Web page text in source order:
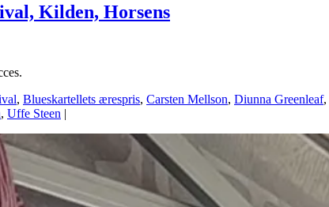
Kilden, Horsens
, Blueskartellets ærespris, Carsten Mellson, Diunna Greenleaf,
, Uffe Steen |